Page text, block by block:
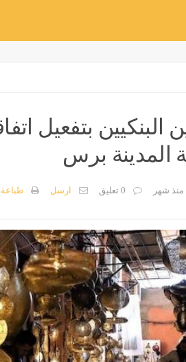
البنكيين بتفعيل
المدينة برس
منذ شهر 0 تعليق ارسل طباعة